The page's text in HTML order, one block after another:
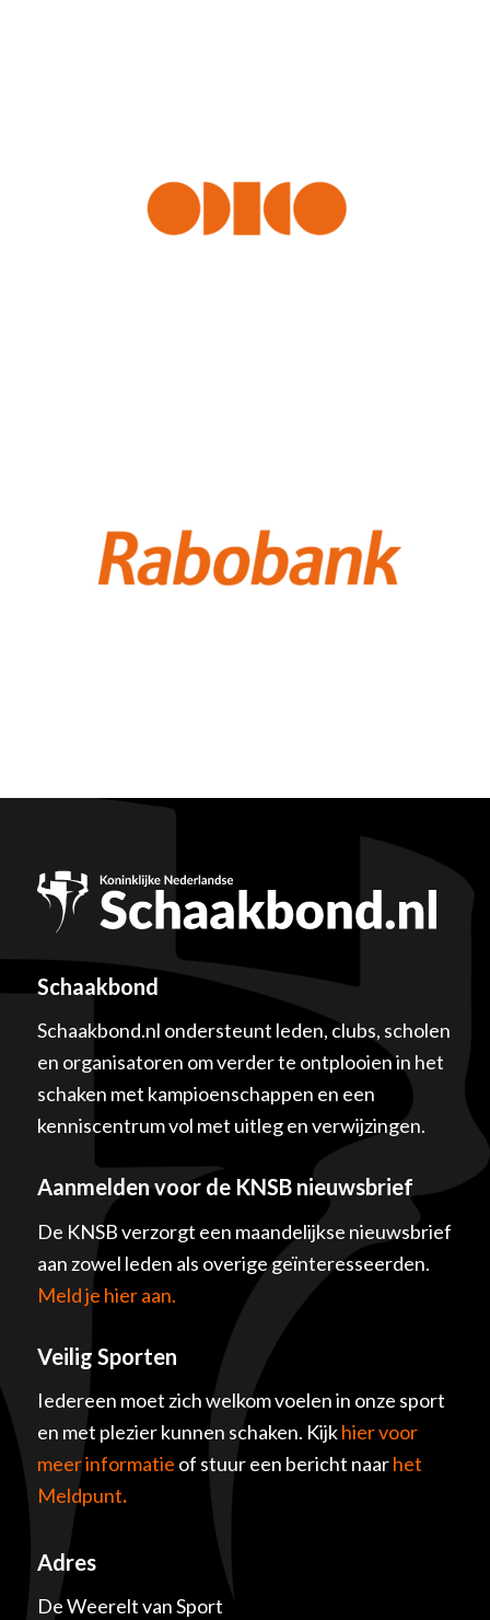
Schaakbond
Schaakbond.nl ondersteunt leden, clubs, scholen
en organisatoren om verder te ontplooien in het
schaken met kampioenschappen en een
kenniscentrum vol met uitleg en verwijzingen.
Aanmelden voor de KNSB nieuwsbrief
De KNSB verzorgt een maandelijkse nieuwsbrief
aan zowel leden als overige geïnteresseerden.
Meld je hier aan.
Veilig Sporten
Iedereen moet zich welkom voelen in onze sport
en met plezier kunnen schaken. Kijkhier voor
meer informatie of stuur een bericht naarhet
Meldpunt.
Adres
De Weerelt van Sport